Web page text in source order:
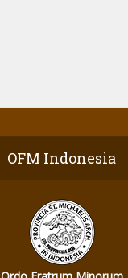
OFM Indonesia